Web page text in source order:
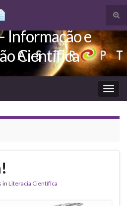
Informação e
Científica
in Literacia Científica